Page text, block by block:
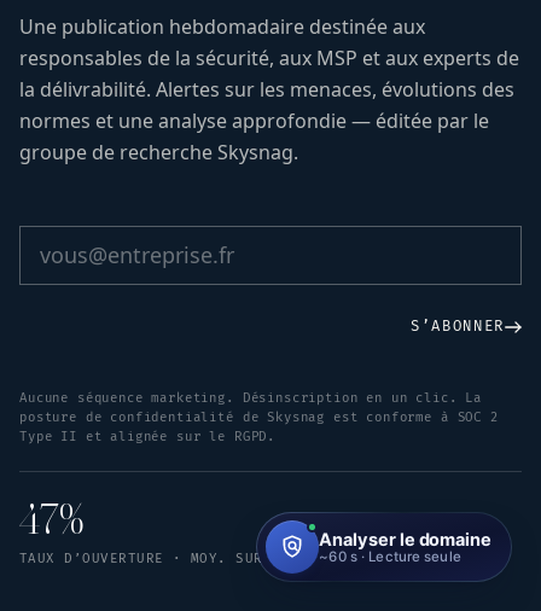
Une publication hebdomadaire destinée aux
responsables de la sécurité, aux MSP et aux experts de
la délivrabilité. Alertes sur les menaces, évolutions des
normes et une analyse approfondie — éditée par le
groupe de recherche Skysnag.
S’ABONNER
Aucune séquence marketing. Désinscription en un clic. La
posture de confidentialité de Skysnag est conforme à SOC 2
Type II et alignée sur le RGPD.
47%
TAUX D’OUVERTURE · MOY. SUR 12 MOIS